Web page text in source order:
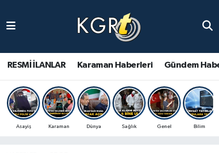
RESMİ İLANLAR Karaman Haberleri Gündem
Asayiş Karaman Dünya Sağlık Genel Bilim
Gündem Haberleri
Güncel Haberler
Spor Haberleri